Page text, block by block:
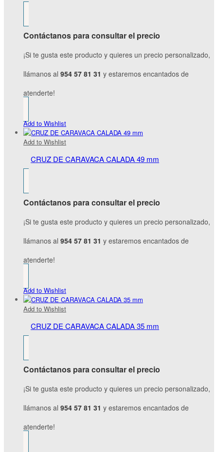
Contáctanos para consultar el precio
¡Si te gusta este producto y quieres un precio personalizado,
llámanos al 954 57 81 31 y estaremos encantados de
atenderte!
Add to Wishlist
Add to Wishlist
CRUZ DE CARAVACA CALADA 49 mm
Contáctanos para consultar el precio
¡Si te gusta este producto y quieres un precio personalizado,
llámanos al 954 57 81 31 y estaremos encantados de
atenderte!
Add to Wishlist
Add to Wishlist
CRUZ DE CARAVACA CALADA 35 mm
Contáctanos para consultar el precio
¡Si te gusta este producto y quieres un precio personalizado,
llámanos al 954 57 81 31 y estaremos encantados de
atenderte!